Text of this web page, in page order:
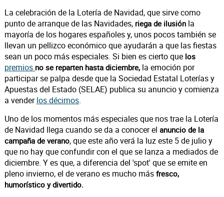
La celebración de la Lotería de Navidad, que sirve como
punto de arranque de las Navidades,riega de ilusiónla
mayoría de los hogares españoles y, unos pocos también se
llevan un pellizco económico que ayudarán a que las fiestas
sean un poco más especiales. Si bien es cierto que los
premios no se reparten hasta diciembre,la emoción por
participar se palpa desde que la Sociedad Estatal Loterías y
Apuestas del Estado (SELAE) publica su anuncio y comienza
a venderlos décimos.
Uno de los momentos más especiales que nos trae la Lotería
de Navidad llega cuando se da a conocer el anuncio de la
campaña de verano, que este año verá la luz este 5 de julio y
que no hay que confundir con el que se lanza a mediados de
diciembre. Y es que, a diferencia del 'spot' que se emite en
pleno invierno, el de verano es mucho más fresco,
humorístico y divertido.